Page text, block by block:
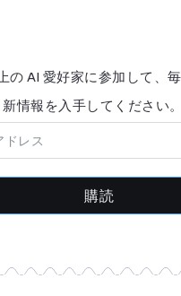
の AI 愛好家に参加して、
新情​​報を入手してください。
購読